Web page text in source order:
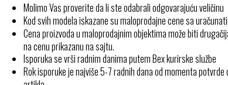
Molimo Vas proverite da li ste odabrali odgovarajuću veličinu
Kod svih modela iskazane su maloprodajne cene sa
Cena proizvoda u maloprodajnim objektima može biti
na cenu prikazanu na sajtu.
Isporuka se vrši radnim danima putem Bex kurirske službe
Rok isporuke je najviše 5-7 radnih dana od momenta